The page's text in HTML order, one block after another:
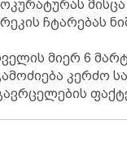
მისცა
ჩტარებას
მიერ 6
კერძო